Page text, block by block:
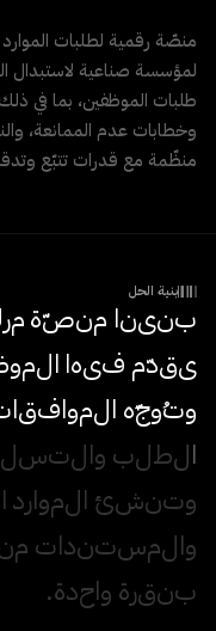
منصّة رقمية لطلبات
لمؤسسة صناعية لاستبدال
طلبات الموظفين، بما في
وخطابات عدم الممانعة،
منظّمة مع قدرات تتبّع
بنية الحل
بنينا منصةمر
يقدم فيها المو
وتوجه الموافقا
الطلب والتسل
وتنشئ المواردا
والمستندات م
بنقرة واحدة.